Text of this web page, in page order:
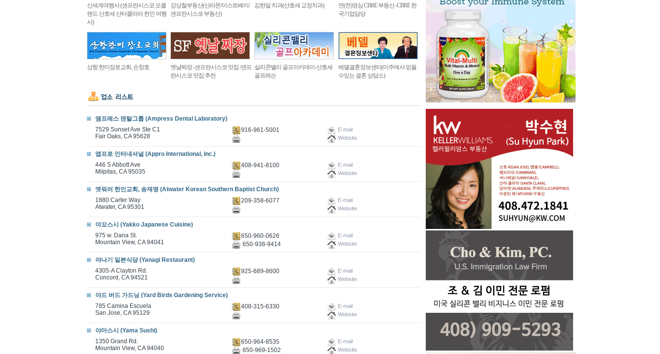
신세계여행사 (샌프란시스코 오클
랜드 산호세 산타클라라 한인 여행
사)
강상철부동산(산라몬/이스트베이/
샌프란시스코 부동산)
김한일 치과(산호세 교정치과)
연(전)영심 CBRE 부동산 -CBRE 한
국기업담당
상항 한미장로교회, 손창호
옛날짜장 -샌프란시스코 맛집 /샌프
란시스코 맛집 추천
실리콘밸리 골프아카데미-산호세
골프레슨
베델결혼정보센타(미주에서 믿을
수있는 결혼 상담소)
앰프레스 덴탈그룹 (Ampress Dental Laboratory)
7529 Sunset Ave Ste C1
Fair Oaks, CA 95628
916-961-5001
E-mail
Website
앱프로 인터내셔널 (Appro International, Inc.)
446 S Abbott Ave
Milpitas, CA 95035
408-941-8100
E-mail
Website
앳워러 한인교회, 송재명 (Atwater Korean Southern Baptist Church)
1880 Carter Way
Atwater, CA 95301
209-358-6077
E-mail
Website
야꼬스시 (Yakko Japanese Cuisine)
975 w. Dana St.
Mountain View, CA 94041
650-960-0626 E-mail
650-938-9414 Website
야나기 일본식당 (Yanagi Restaurant)
4305-A Clayton Rd.
Concord, CA 94521
925-689-8600
E-mail
Website
야드 버드 가드닝 (Yard Birds Gardening Service)
785 Camina Escuela
San Jose, CA 95129
408-315-6330
E-mail
Website
야마스시 (Yama Sushi)
1350 Grand Rd.
Mountain View, CA 94040
650-964-8535 E-mail
650-969-1502 Website